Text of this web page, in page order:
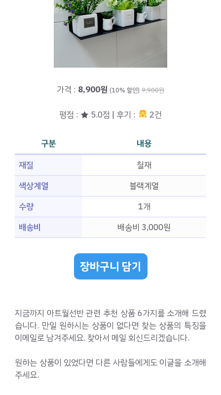
가격 : 8,900원 (10% 할인) 9,900원
평점 : ★ 5.0점 | 후기 : 2건
구분
내용
재질
철재
색상계열
블랙계열
수량
1개
배송비
배송비 3,000원
장바구니 담기
지금까지 아트월선반 관련 추천 상품 6가지를 소개해 드렸
습니다. 만일 원하시는 상품이 없다면 찾는 상품의 특징을
이메일로 남겨주세요. 찾아서 메일 회신드리겠습니다.
원하는 상품이 있었다면 다른 사람들에게도 이글을 소개해
주세요.